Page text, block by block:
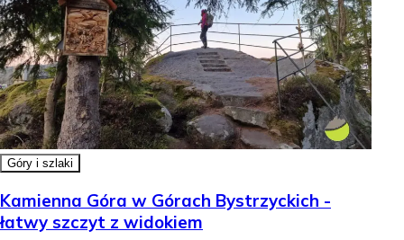
Góry i szlaki
Kamienna Góra w Górach Bystrzyckich -
łatwy szczyt z widokiem